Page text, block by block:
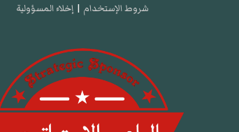
شروط الإستخدام | إخلاء المسؤولية